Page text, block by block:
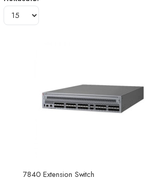
7840 Extension Switch